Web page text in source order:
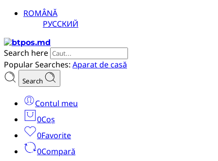
ROMÂNĂ
РУССКИЙ
Search here
Popular Searches: Aparat de casă
Search
Contul meu
0Coș
0Favorite
0Compară